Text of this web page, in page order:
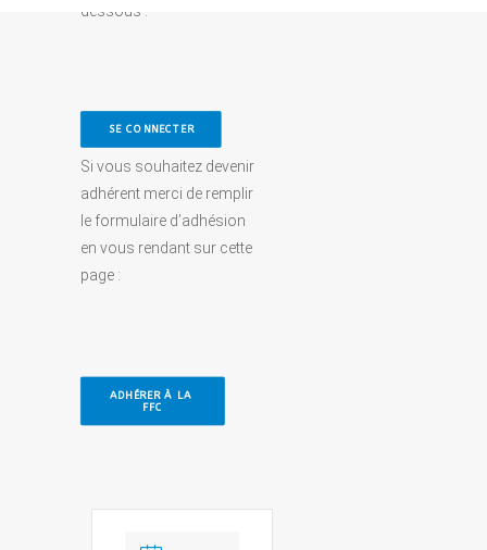
dessous :
SE CONNECTER
Si vous souhaitez devenir
adhérent merci de remplir
le formulaire d’adhésion
en vous rendant sur cette
page :
ADHÉRER À LA
FFC